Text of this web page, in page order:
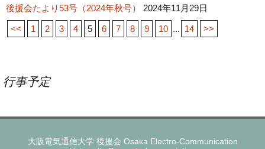
ー
シ
後援会たより53号（2024年秋号） 2024年11月29日
<< 1 2 3 4 5 6 7 8 9 10 ... 14 >>
行事予定
大阪電気通信大学 後援会 Osaka Electro-Communication